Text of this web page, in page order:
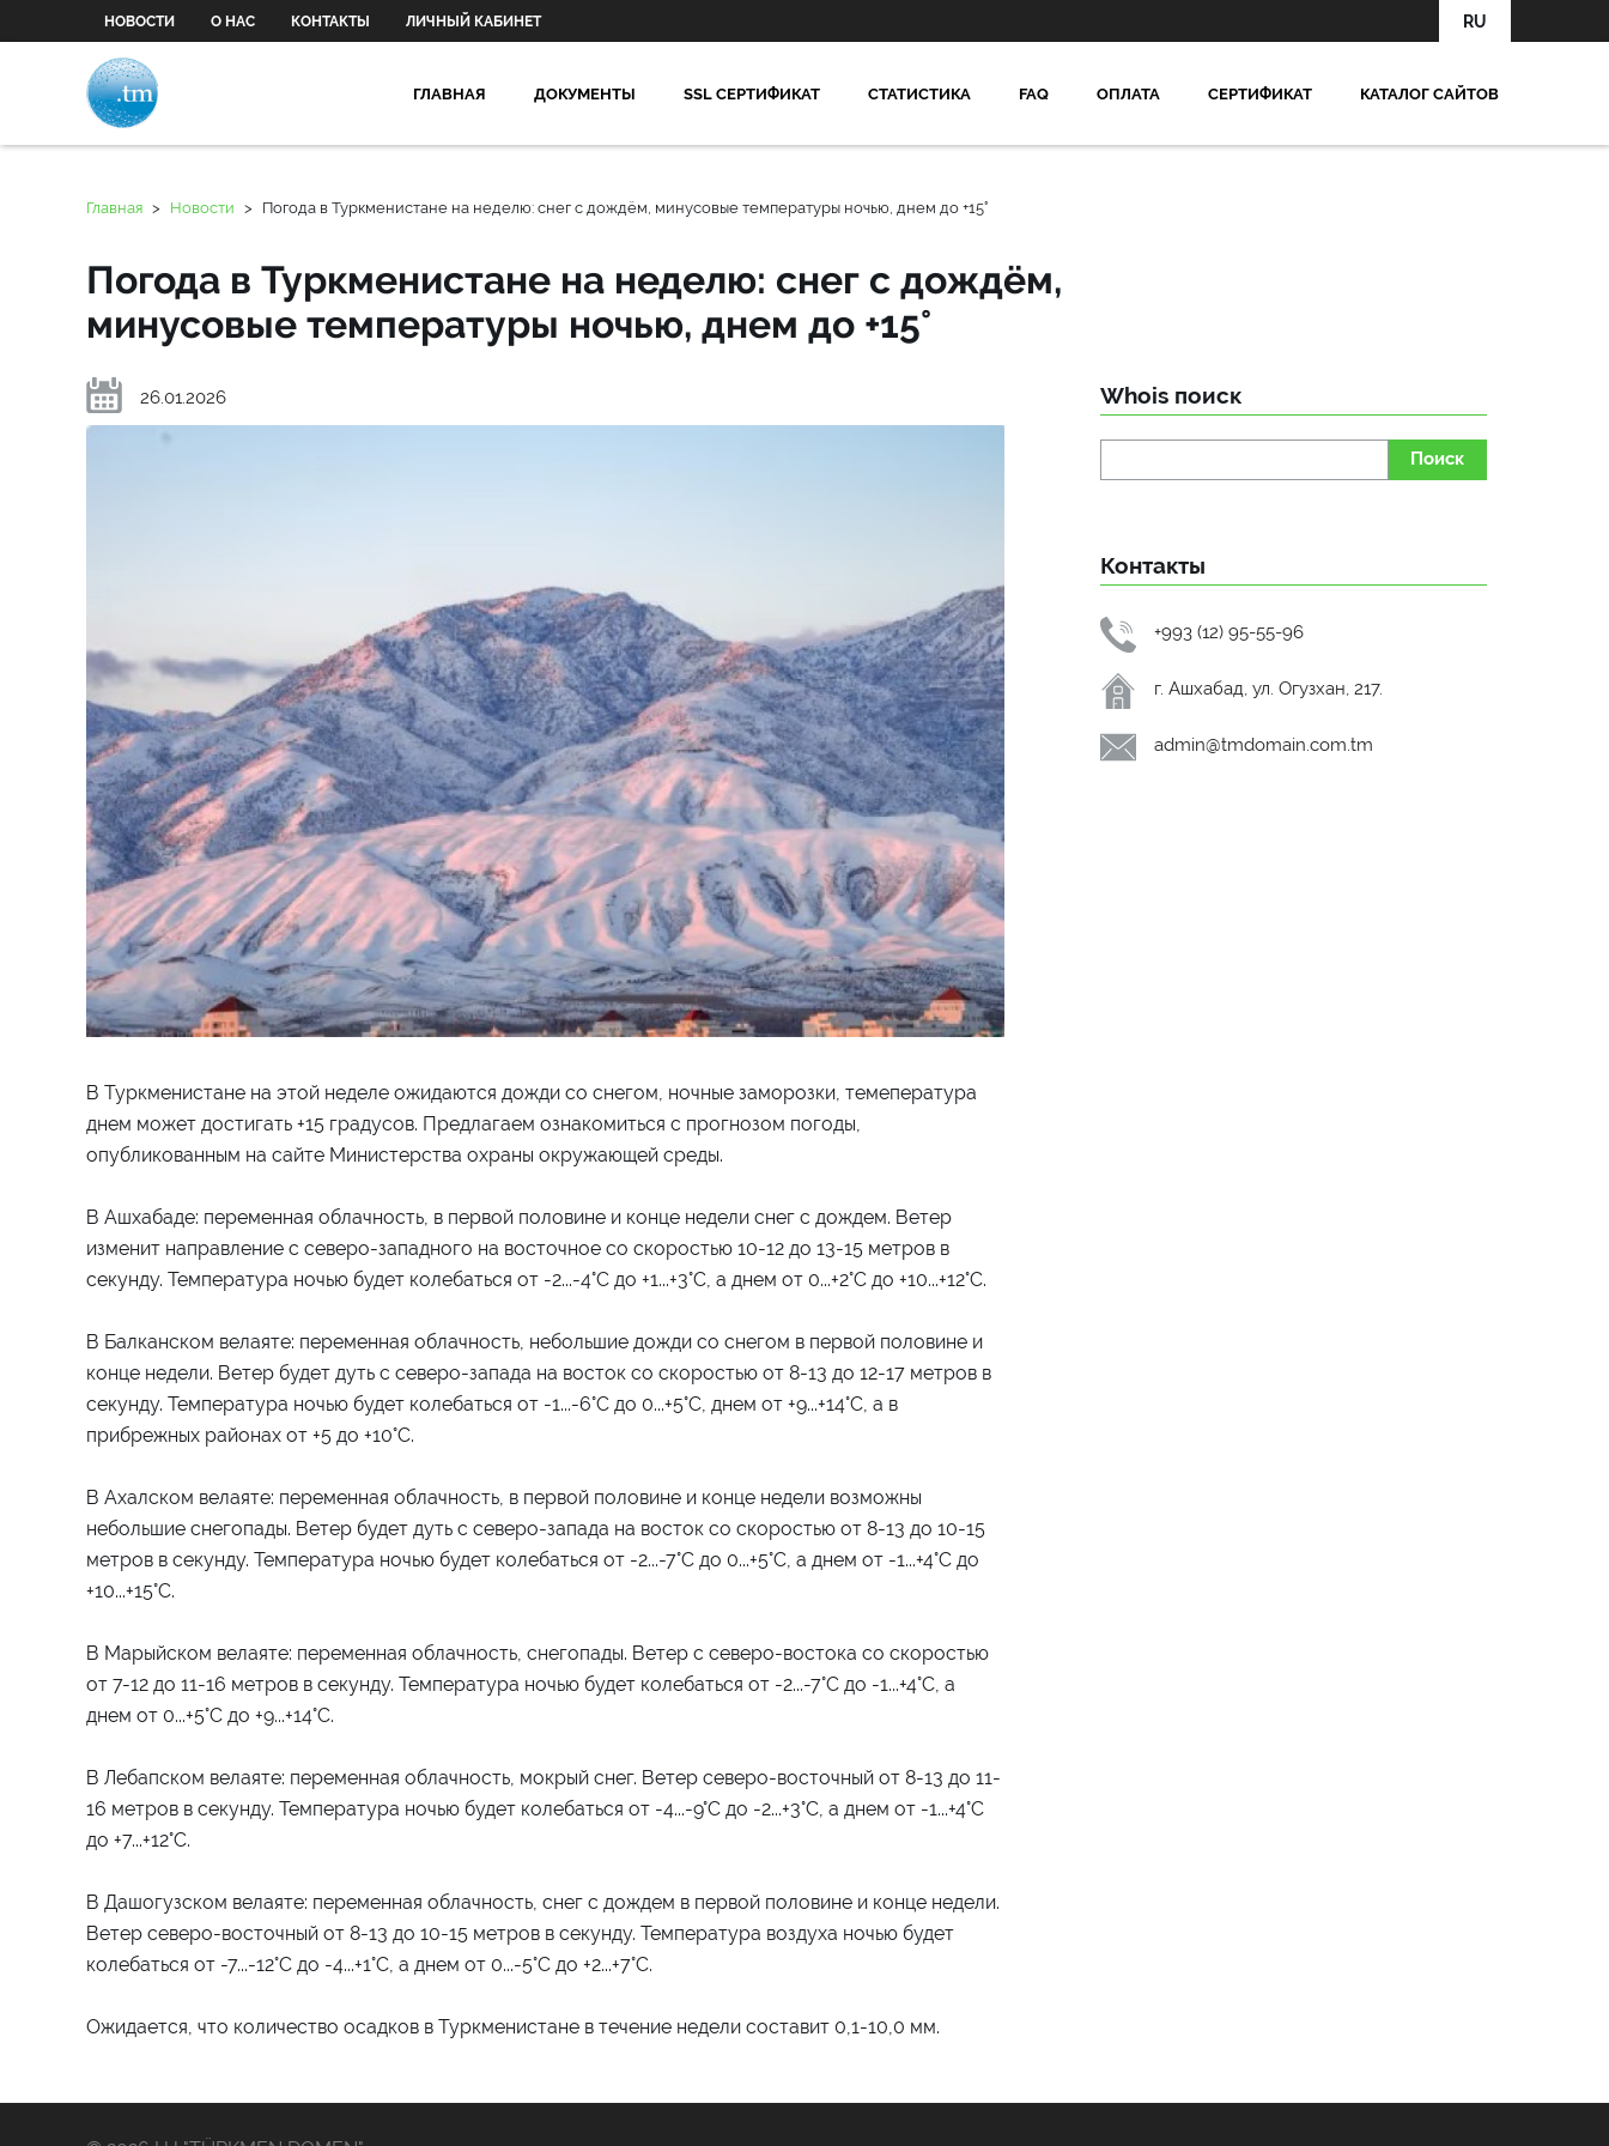
НОВОСТИ О НАС КОНТАКТЫ ЛИЧНЫЙ КАБИНЕТ RU
ГЛАВНАЯ ДОКУМЕНТЫ SSL СЕРТИФИКАТ СТАТИСТИКА FAQ OПЛАТА СЕРТИФИКАТ КАТАЛОГ САЙТОВ
Главная > Новости > Погода в Туркменистане на неделю: снег с дождём, минусовые температуры ночью, днем до +15°
Погода в Туркменистане на неделю: снег с дождём,
минусовые температуры ночью, днем до +15°
26.01.2026
В Туркменистане на этой неделе ожидаются дожди со снегом, ночные заморозки, темепература
днем может достигать +15 градусов. Предлагаем ознакомиться с прогнозом погоды,
опубликованным на сайте Министерства охраны окружающей среды.
В Ашхабаде: переменная облачность, в первой половине и конце недели снег с дождем. Ветер
изменит направление с северо-западного на восточное со скоростью 10-12 до 13-15 метров в
секунду. Температура ночью будет колебаться от -2...-4°С до +1...+3°С, а днем ​​от 0...+2°С до +10...+12°С.
В Балканском велаяте: переменная облачность, небольшие дожди со снегом в первой половине и
конце недели. Ветер будет дуть с северо-запада на восток со скоростью от 8-13 до 12-17 метров в
секунду. Температура ночью будет колебаться от -1...-6°C до 0...+5°C, днем ​​от +9...+14°C, а в
прибрежных районах от +5 до +10°C.
В Ахалском велаяте: переменная облачность, в первой половине и конце недели возможны
небольшие снегопады. Ветер будет дуть с северо-запада на восток со скоростью от 8-13 до 10-15
метров в секунду. Температура ночью будет колебаться от -2...-7°C до 0...+5°C, а днем ​​от -1...+4°C до
+10...+15°C.
В Марыйском велаяте: переменная облачность, снегопады. Ветер с северо-востока со скоростью
от 7-12 до 11-16 метров в секунду. Температура ночью будет колебаться от -2...-7°C до -1...+4°C, а
днем ​​от 0...+5°C до +9...+14°C.
В Лебапском велаяте: переменная облачность, мокрый снег. Ветер северо-восточный от 8-13 до 11-
16 метров в секунду. Температура ночью будет колебаться от -4...-9°C до -2...+3°C, а днем ​​от -1...+4°C
до +7...+12°C.
В Дашогузском велаяте: переменная облачность, снег с дождем в первой половине и конце недели.
Ветер северо-восточный от 8-13 до 10-15 метров в секунду. Температура воздуха ночью будет
колебаться от -7...-12°C до -4...+1°C, а днем ​​от 0...-5°C до +2...+7°C.
Ожидается, что количество осадков в Туркменистане в течение недели составит 0,1-10,0 мм.
Whois поиск
Поиск
Контакты
+993 (12) 95-55-96
г. Ашхабад, ул. Огузхан, 217.
admin@tmdomain.com.tm